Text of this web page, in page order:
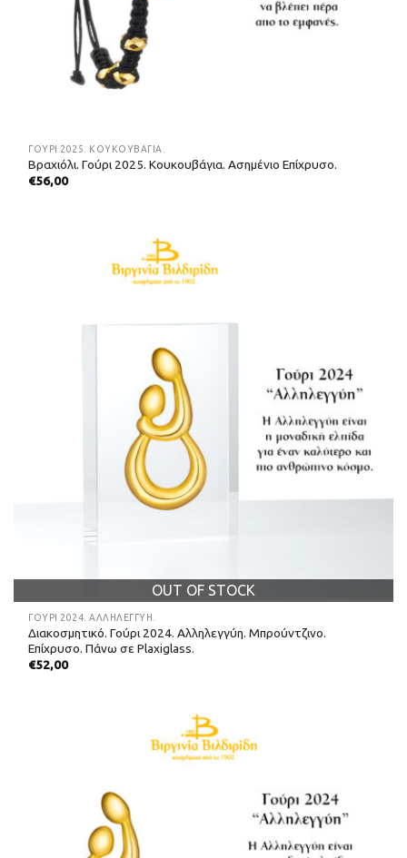
ΓΟΎΡΙ 2025. ΚΟΥΚΟΥΒΆΓΙΑ.
Βραχιόλι. Γούρι 2025. Κουκουβάγια. Ασημένιο Επίχρυσο.
€56,00
OUT OF STOCK
ΓΟΎΡΙ 2024. ΑΛΛΗΛΕΓΓΎΗ.
Διακοσμητικό. Γούρι 2024. Αλληλεγγύη. Μπρούντζινο.
Επίχρυσο. Πάνω σε Plaxiglass.
€52,00